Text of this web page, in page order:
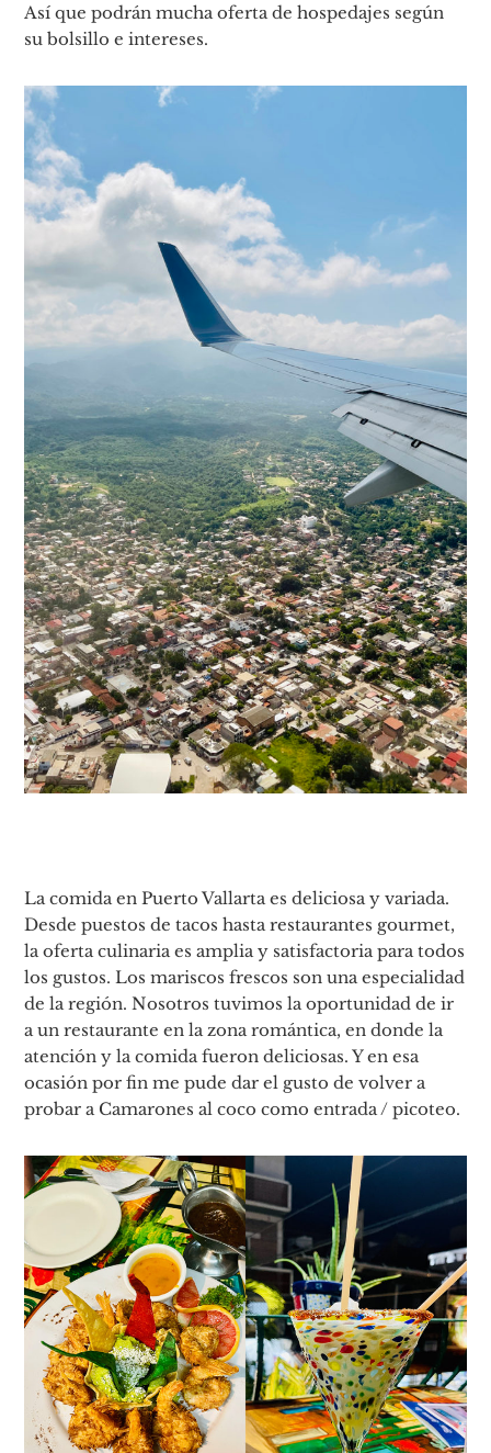
Así que podrán mucha oferta de hospedajes según
su bolsillo e intereses.
La comida en Puerto Vallarta es deliciosa y variada.
Desde puestos de tacos hasta restaurantes gourmet,
la oferta culinaria es amplia y satisfactoria para todos
los gustos. Los mariscos frescos son una especialidad
de la región. Nosotros tuvimos la oportunidad de ir
a un restaurante en la zona romántica, en donde la
atención y la comida fueron deliciosas. Y en esa
ocasión por fin me pude dar el gusto de volver a
probar a Camarones al coco como entrada / picoteo.